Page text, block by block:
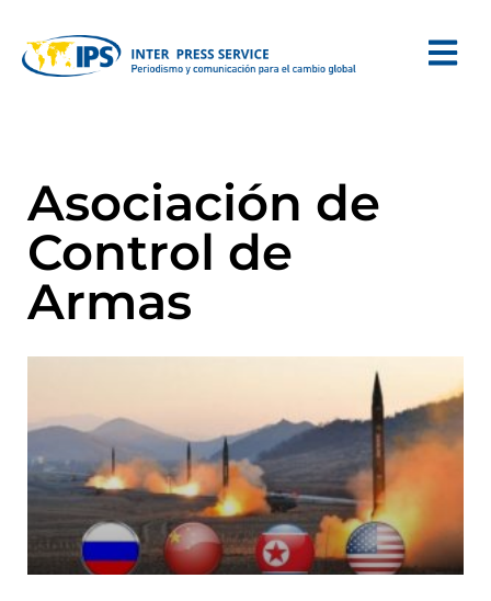
Asociación de
Control de
Armas